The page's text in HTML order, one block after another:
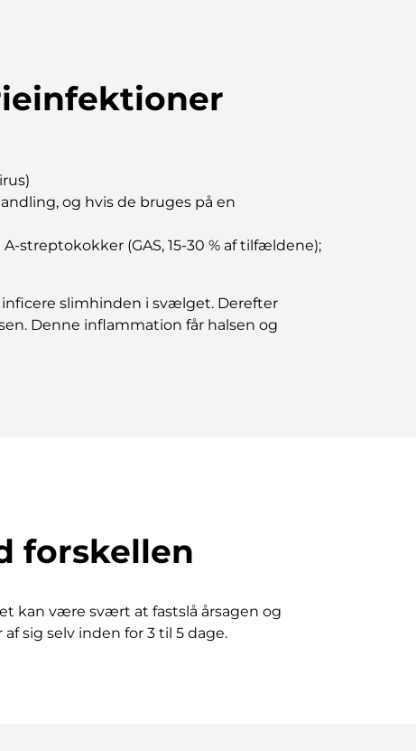
og hvis de bruges på en
streptokokker (GAS, 15-30 % af tilfældene);
slimhinden i svælget. Derefter
Denne inflammation får halsen og
forskellen
kan være svært at fastslå årsagen og
sig selv inden for 3 til 5 dage.